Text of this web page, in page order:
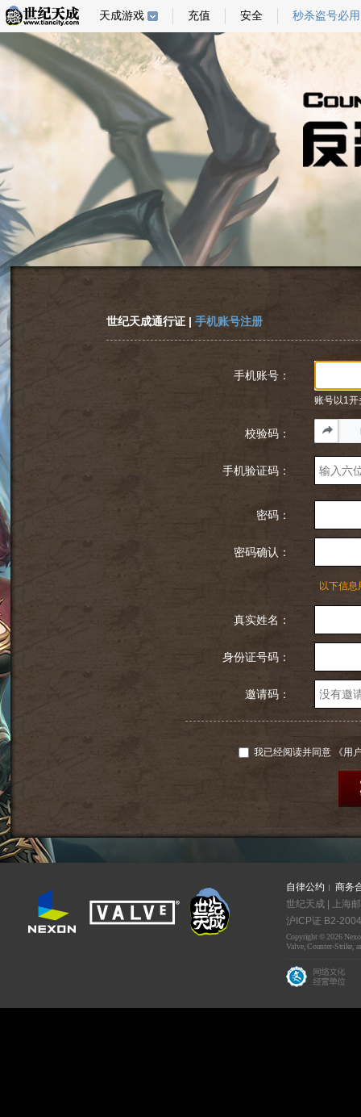
天成游戏 充值 安全 秒杀盗号必用
世纪天成通行证 | 手机账号注册
手机账号：
账号以1
校验码：
手机验证码：
密码：
密码确认：
以下信
真实姓名：
身份证号码：
邀请码：
我已经阅读并同意 《用
自律公约
商务
世纪天成 | 上海
沪ICP证 B2-
Copyright © 2026
Valve, Counter-Strike,